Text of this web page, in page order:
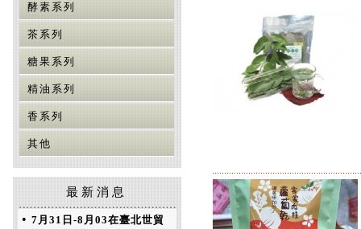
酵素系列
茶系列
糖果系列
精油系列
香系列
其他
最新消息
• 7月31日-8月03在臺北世貿